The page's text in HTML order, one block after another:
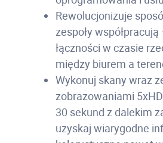
Rewolucjonizuje
zespoły
łączności w czasie
między biurem a
Wykonuj skany wraz
zobrazowaniami
30 sekund z dalekim
uzyskaj wiarygodne